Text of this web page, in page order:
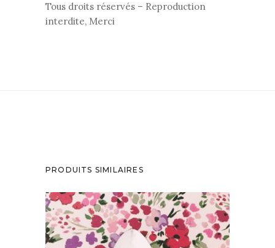
Tous droits réservés – Reproduction
interdite, Merci
PRODUITS SIMILAIRES